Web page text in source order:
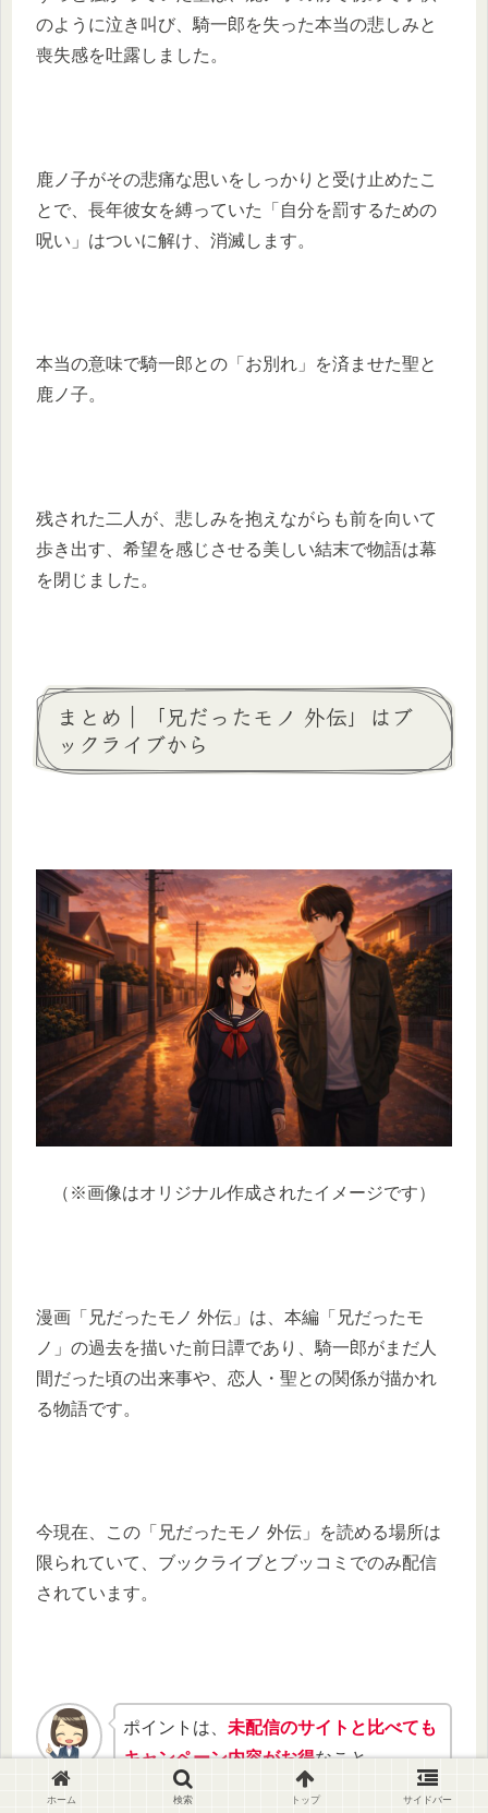
のように泣き叫び、騎一郎を失った本当の悲しみと
喪失感を吐露しました。
鹿ノ子がその悲痛な思いをしっかりと受け止めたこ
とで、長年彼女を縛っていた「自分を罰するための
呪い」はついに解け、消滅します。
本当の意味で騎一郎との「お別れ」を済ませた聖と
鹿ノ子。
残された二人が、悲しみを抱えながらも前を向いて
歩き出す、希望を感じさせる美しい結末で物語は幕
を閉じました。
まとめ｜「兄だったモノ 外伝」はブ
ックライブから
（※画像はオリジナル作成されたイメージです）
漫画「兄だったモノ 外伝」は、本編「兄だったモ
ノ」の過去を描いた前日譚であり、騎一郎がまだ人
間だった頃の出来事や、恋人・聖との関係が描かれ
る物語です。
今現在、この「兄だったモノ 外伝」を読める場所は
限られていて、ブックライブとブッコミでのみ配信
されています。
私
ポイントは、未配信のサイトと比べても
キャンペーン内容がお得なこと。
ホーム 検索 トップ サイドバー